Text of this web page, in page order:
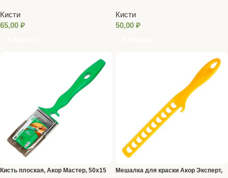
ручка, 75 x 8 мм
Кисти
65,00 ₽
ручка, 50 x 8 мм
Кисти
50,00 ₽
Кисть плоская, Акор Мастер, 50х15
Мешалка для краски Акор Эксперт,